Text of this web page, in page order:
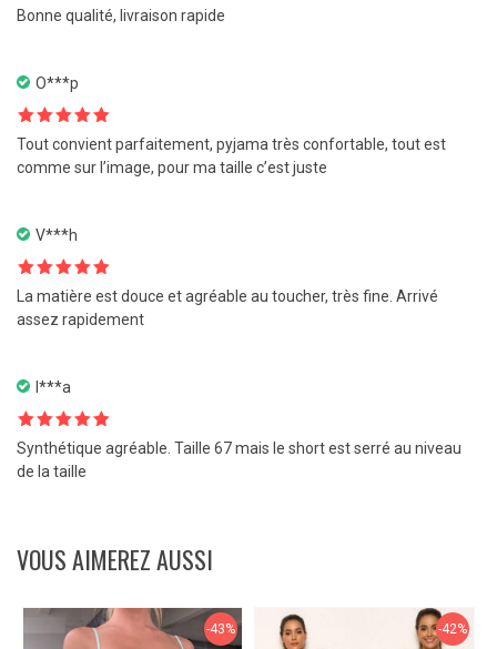
Note 5 sur
5Bonne qualité, livraison rapide
О***р
Note 5 sur
5
Tout convient parfaitement, pyjama très confortable, tout est
comme sur l’image, pour ma taille c’est juste
V***h
Note5sur
5La matière est douce et agréable au toucher, très fine. Arrivé
assez rapidement
I***a
Note5sur
5
Synthétique agréable. Taille 67 mais le short est serré au niveau
de la taille
VOUS AIMEREZ AUSSI
-43% -42%